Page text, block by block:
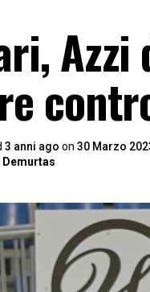
3 anni ago on 30 Marzo
Demurtas